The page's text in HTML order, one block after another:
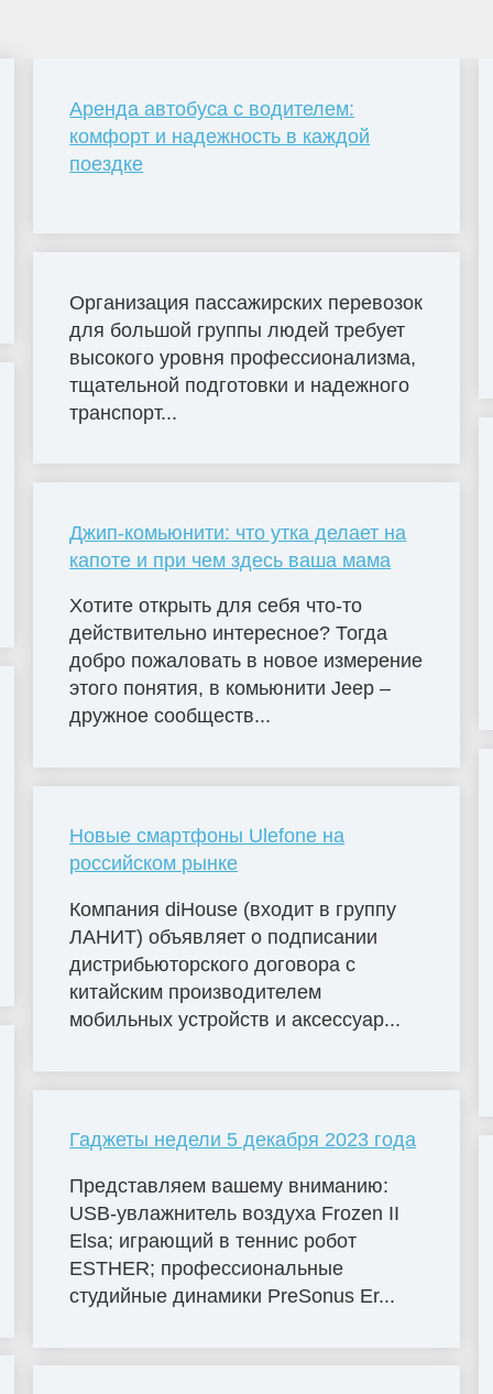
Аренда автобуса с водителем:
комфорт и надежность в каждой
поездке
Организация пассажирских перевозок
для большой группы людей требует
высокого уровня профессионализма,
тщательной подготовки и надежного
транспорт...
Джип-комьюнити: что утка делает на
капоте и при чем здесь ваша мама
Хотите открыть для себя что-то
действительно интересное? Тогда
добро пожаловать в новое измерение
этого понятия, в комьюнити Jeep –
дружное сообществ...
Новые смартфоны Ulefone на
российском рынке
Компания diHouse (входит в группу
ЛАНИТ) объявляет о подписании
дистрибьюторского договора с
китайским производителем
мобильных устройств и аксессуар...
Гаджеты недели 5 декабря 2023 года
Представляем вашему вниманию:
USB-увлажнитель воздуха Frozen II
Elsa; играющий в теннис робот
ESTHER; профессиональные
студийные динамики PreSonus Er...